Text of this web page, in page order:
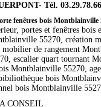
Tél.
fenêtres bois Montblainville
portes et fenêtres bois
55270, création
de rangement
escalier quart tournant
Montblainville 55270,
bois
bois Montblainville
CONSEIL